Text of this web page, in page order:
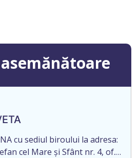
cu sediul biroului la adresa:
cel Mare și Sfânt nr. 4, of.